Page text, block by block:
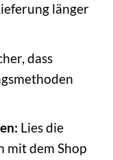
länger
dass
Lies die
mit dem Shop